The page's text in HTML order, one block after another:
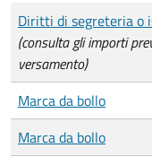
Tipo di pagamento
Importo
Diritti di segreteria o
(consulta gli importi
versamento)
Marca da bollo
Marca da bollo